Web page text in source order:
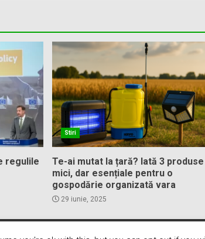
regulile
Stiri
Te-ai mutat la țară? Iată 3 produse
mici, dar esențiale pentru o
gospodărie organizată vara
29 iunie, 2025